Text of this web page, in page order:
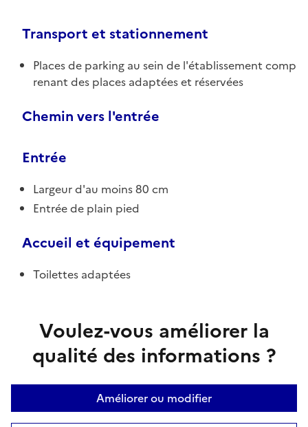
Transport et stationnement
Places de parking au sein de l'établissement comp
renant des places adaptées et réservées
Chemin vers l'entrée
Entrée
Largeur d'au moins 80 cm
Entrée de plain pied
Accueil et équipement
Toilettes adaptées
Voulez-vous améliorer la
qualité des informations ?
Améliorer ou modifier